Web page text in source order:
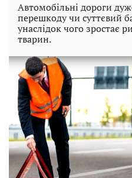
Автомобільні дороги
перешкоду чи суттєвий
унаслідок чого зростає
тварин.